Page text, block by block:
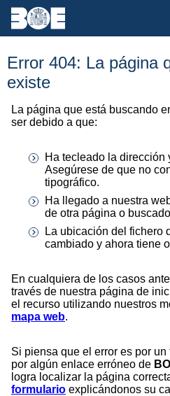
Error 404: La página
existe
La página que está buscando
ser debido a que:
Ha tecleado la dirección
Asegúrese de que no
tipográfico.
Ha llegado a nuestra
de otra página o
La ubicación del fichero
cambiado y ahora tiene
En cualquiera de los casos
través de nuestra página de
el recurso utilizando nuestros
mapa web.
Si piensa que el error es por
por algún enlace erróneo de
logra localizar la página
formulario explicándonos su